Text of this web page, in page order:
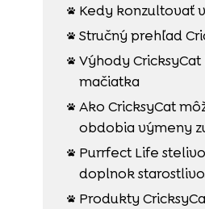
 Kedy konzultovať
 Stručný prehľad
 Výhody
mačiatka
 Ako CricksyCat
obdobia výmeny

Purrfect Life
doplnok

Produkty